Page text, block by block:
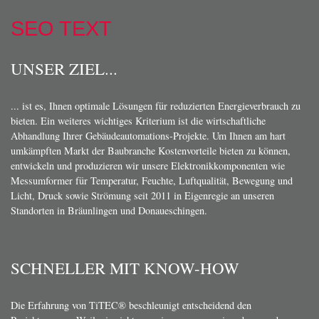
SEO TEXT
UNSER ZIEL...
... ist es, Ihnen optimale Lösungen für reduzierten Energieverbrauch zu
bieten. Ein weiteres wichtiges Kriterium ist die wirtschaftliche
Abhandlung Ihrer Gebäudeautomations-Projekte. Um Ihnen am hart
umkämpften Markt der Baubranche Kostenvorteile bieten zu können,
entwickeln und produzieren wir unsere Elektronikkomponenten wie
Messumformer für Temperatur, Feuchte, Luftqualität, Bewegung und
Licht, Druck sowie Strömung seit 2011 in Eigenregie an unseren
Standorten in Bräunlingen und Donaueschingen.
SCHNELLER MIT KNOW-HOW
Die Erfahrung von TiTEC® beschleunigt entscheidend den